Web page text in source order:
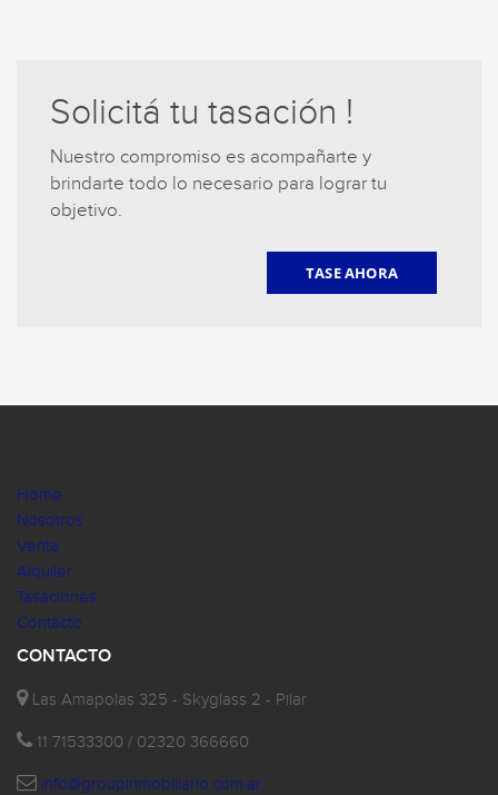
Solicitá tu tasación !
Nuestro compromiso es acompañarte y
brindarte todo lo necesario para lograr tu
objetivo.
TASE AHORA
Home
Nosotros
Venta
Alquiler
Tasaciones
Contacto
CONTACTO
Las Amapolas 325 - Skyglass 2 - Pilar
11 71533300 / 02320 366660
info@groupinmobiliario.com.ar